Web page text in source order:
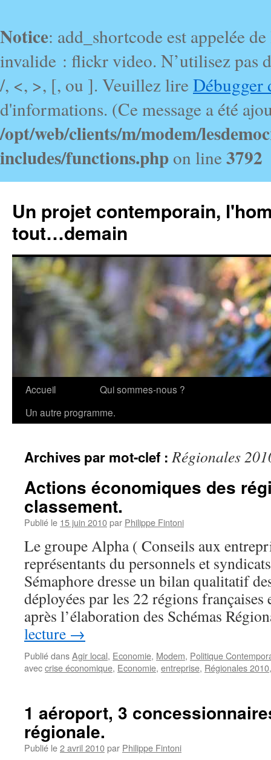
Notice: add_shortcode est appelée
invalide : flickr video. N’utilisez pas
/, <, >, [, ou ]. Veuillez lireDébugger
d'informations. (Ce message a été
/opt/web/clients/m/modem/
includes/functions.php on line3792
Un projet contemporain,
tout…demain
Aller
Accueil
Qui sommes-nous ?
Un autre programme.
Archives par mot-clef :Régionales
Actions économiques des
classement.
Publié le 15 juin 2010par Philippe Fintoni
Le groupe Alpha ( Conseils aux
représentants du personnels et
Sémaphore dresse un bilan qualitatif
déployées par les 22 régions
après l’élaboration des Schémas
lecture →
Publié dansAgir local, Economie, Modem, Politique
aveccrise économique, Economie, entreprise, Régionales 2010
1 aéroport, 3
régionale.
Publié le2 avril 2010par Philippe Fintoni